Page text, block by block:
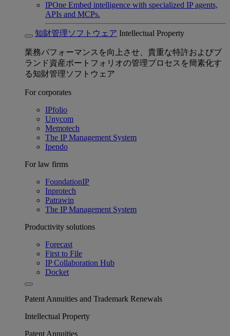
IPOne Embed intelligence with specialized IP agents,
APIs and MCPs.
知財管理ソフトウェア Intellectual Property
業務パフォーマンスを向上させ、貴重な特許およびブ
ランド資産ポートフォリオの管理プロセスを簡素化す
る知財管理ソフトウェア
For corporates
IPfolio
Unycom
Memotech
The IP Management System
Ipendo
For law firms
FoundationIP
Inprotech
Patrawin
The IP Management System
Productivity solutions
Forecast
First to File
IP Collaboration Hub
Docket
Patent Annuities and Trademark Renewals
Intellectual Property
Patent Annuities